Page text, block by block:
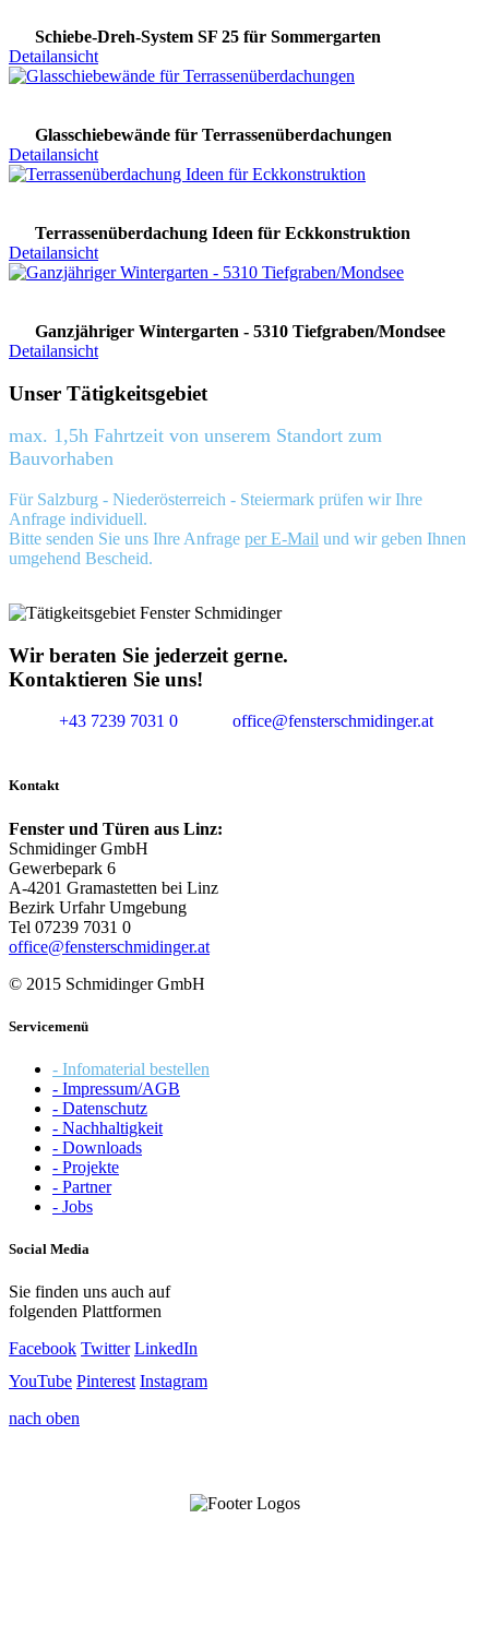
Schiebe-Dreh-System SF 25 für Sommergarten
Detailansicht
Glasschiebewände für Terrassenüberdachungen
Detailansicht
Terrassenüberdachung Ideen für Eckkonstruktion
Detailansicht
Ganzjähriger Wintergarten - 5310 Tiefgraben/Mondsee
Detailansicht
Unser Tätigkeitsgebiet
max. 1,5h Fahrtzeit von unserem Standort zum
Bauvorhaben
Für Salzburg - Niederösterreich - Steiermark prüfen wir Ihre
Anfrage individuell.
Bitte senden Sie uns Ihre Anfrage per E-Mail und wir geben Ihnen
umgehend Bescheid.
Wir beraten Sie jederzeit gerne.
Kontaktieren Sie uns!
+43 7239 7031 0 office@fensterschmidinger.at
Kontakt
Fenster und Türen aus Linz:
Schmidinger GmbH
Gewerbepark 6
A-4201 Gramastetten bei Linz
Bezirk Urfahr Umgebung
Tel 07239 7031 0
office@fensterschmidinger.at
© 2015 Schmidinger GmbH
Servicemenü
- Infomaterial bestellen
- Impressum/AGB
- Datenschutz
- Nachhaltigkeit
- Downloads
- Projekte
- Partner
- Jobs
Social Media
Sie finden uns auch auf
folgenden Plattformen
Facebook Twitter LinkedIn
YouTube Pinterest Instagram
nach oben